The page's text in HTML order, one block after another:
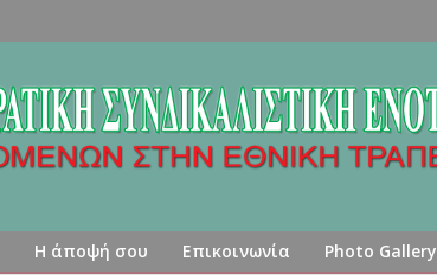
Η άποψή σου Επικοινωνία Photo Gallery